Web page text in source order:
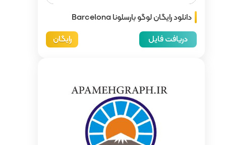
رایگان